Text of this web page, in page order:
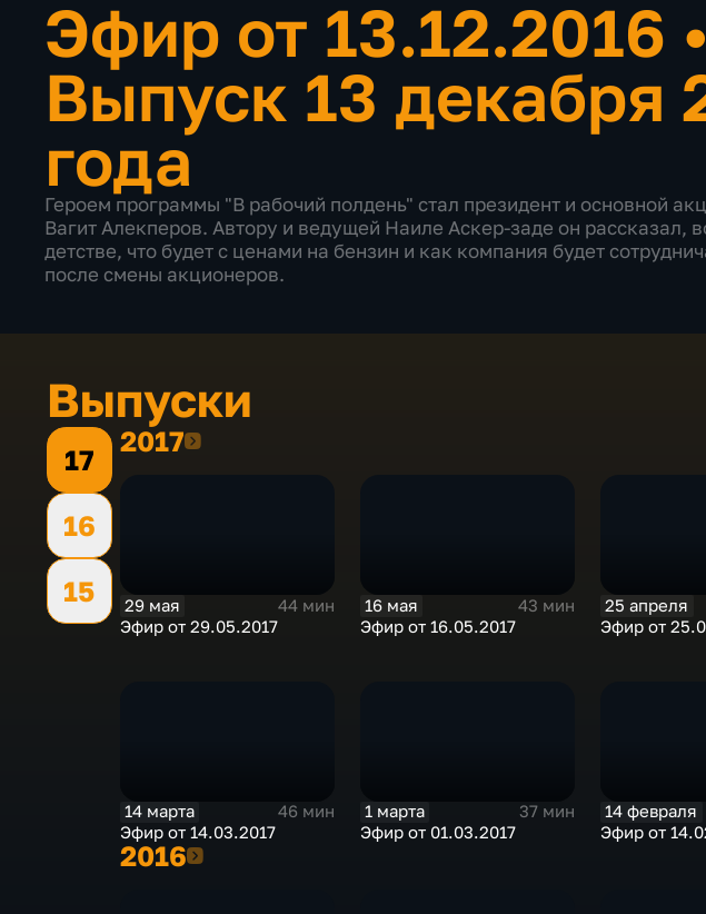
Эфир от 13.12.2016 •
Выпуск 13 декабря
года
Героем программы "В рабочий полдень" стал президент и основной
Вагит Алекперов. Автору и ведущей Наиле Аскер-заде он рассказал,
детстве, что будет с ценами на бензин и как компания будет
после смены акционеров.
Выпуски
17
16
15
20172017
29 мая
44 мин
Эфир от 29.05.2017
16 мая
43 мин
Эфир от 16.05.2017
25 апреля
Эфир от
14 марта
46 мин
Эфир от 14.03.2017
1 марта
37 мин
Эфир от 01.03.2017
14 февраля
Эфир от
20162016